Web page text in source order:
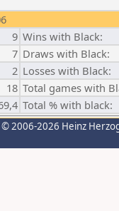
9 Wins with Black:
7 Draws with Black:
2 Losses with Black:
18 Total games with
Total % with black:
© 2006-2026 Heinz